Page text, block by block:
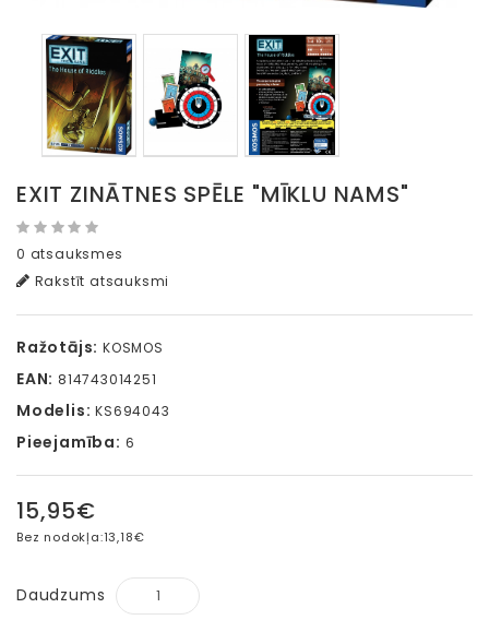
EXIT ZINĀTNES SPĒLE "MĪKLU NAMS"
0 atsauksmes
Rakstīt atsauksmi
Ražotājs: KOSMOS
EAN: 814743014251
Modelis: KS694043
Pieejamība: 6
15,95€
Bez nodokļa:13,18€
Daudzums